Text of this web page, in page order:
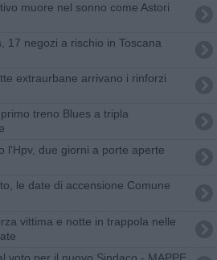
muore nel sonno come Astori
17 negozi a rischio in Toscana
extraurbane arrivano i rinforzi
treno Blues a tripla
l'Hpv, due giorni a porte aperte
le date di accensione Comune
vittima e notte in trappola nelle
voto per il nuovo Sindaco - MAPPE